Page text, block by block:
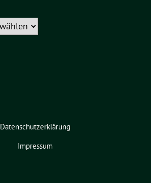
Datenschutzerklärung
Impressum